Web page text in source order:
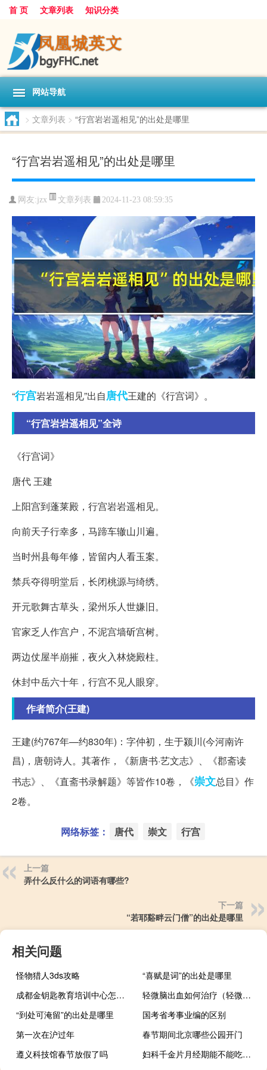
首 页 文章列表 知识分类
网站导航
> 文章列表 > “行宫岩岩遥相见”的出处是哪里
“行宫岩岩遥相见”的出处是哪里
网友:jzx 文章列表 2024-11-23 08:59:35
“行宫岩岩遥相见”出自唐代王建的《行宫词》。
“行宫岩岩遥相见”全诗
《行宫词》
唐代 王建
上阳宫到蓬莱殿，行宫岩岩遥相见。
向前天子行幸多，马蹄车辙山川遍。
当时州县每年修，皆留内人看玉案。
禁兵夺得明堂后，长闭桃源与绮绣。
开元歌舞古草头，梁州乐人世嫌旧。
官家乏人作宫户，不泥宫墙斫宫树。
两边仗屋半崩摧，夜火入林烧殿柱。
休封中岳六十年，行宫不见人眼穿。
作者简介(王建)
王建(约767年—约830年)：字仲初，生于颍川(今河南许
昌)，唐朝诗人。其著作，《新唐书·艺文志》、《郡斋读
书志》、《直斋书录解题》等皆作10卷，《崇文总目》作
2卷。
网络标签： 唐代 崇文 行宫
上一篇
弄什么反什么的词语有哪些?
下一篇
“若耶谿畔云门僧”的出处是哪里
相关问题
怪物猎人3ds攻略
“喜赋是词”的出处是哪里
成都金钥匙教育培训中心怎么样
轻微脑出血如何治疗（轻微脑出血如何治疗）
“到处可淹留”的出处是哪里
国考省考事业编的区别
第一次在沪过年
春节期间北京哪些公园开门
遵义科技馆春节放假了吗
妇科千金片月经期能不能吃（妇科千金片月经期可以吃）